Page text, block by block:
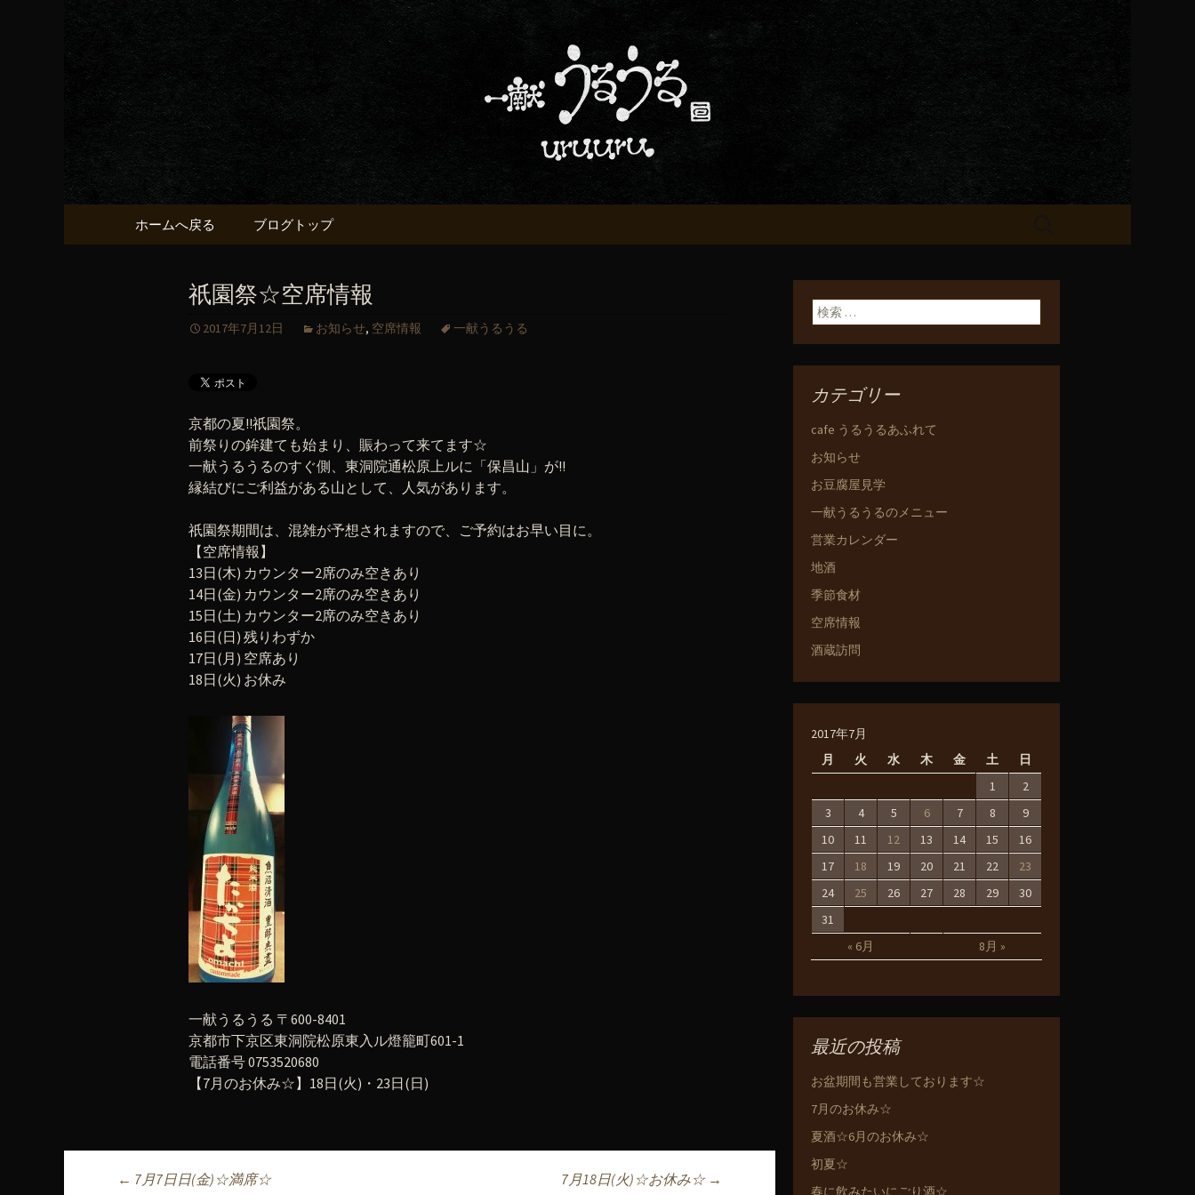
京都・五条でおいしい地酒が飲める「一
献うるうる」のブログ
京都・五条烏丸の町屋居酒屋「一献うるうる」からのお知らせ
コンテンツへ移動
ホームへ戻る ブログトップ
祇園祭☆空席情報
2017年7月12日 お知らせ, 空席情報 一献うるうる
京都の夏!!祇園祭。
前祭りの鉾建ても始まり、賑わって来てます☆
一献うるうるのすぐ側、東洞院通松原上ルに「保昌山」が!!
縁結びにご利益がある山として、人気があります。
祇園祭期間は、混雑が予想されますので、ご予約はお早い目に。
【空席情報】
13日(木) カウンター2席のみ空きあり
14日(金) カウンター2席のみ空きあり
15日(土) カウンター2席のみ空きあり
16日(日) 残りわずか
17日(月) 空席あり
18日(火) お休み
一献うるうる 〒600-8401
京都市下京区東洞院松原東入ル燈籠町601-1
電話番号 0753520680
【7月のお休み☆】18日(火)・23日(日)
← 7月7日日(金)☆満席☆ 7月18日(火)☆お休み☆ →
検索:
カテゴリー
cafe うるうるあふれて
お知らせ
お豆腐屋見学
一献うるうるのメニュー
営業カレンダー
地酒
季節食材
空席情報
酒蔵訪問
2017年7月
月
火 水 木 金 土 日
« 6月 8月 »
1
2
3
4 5 6 7 8
9
10
11 12 13 14 15
16
17
18 19 20 21 22
23
24
25 26 27 28 29
30
31
最近の投稿
お盆期間も営業しております☆
7月のお休み☆
夏酒☆6月のお休み☆
初夏☆
春に飲みたいにごり酒☆